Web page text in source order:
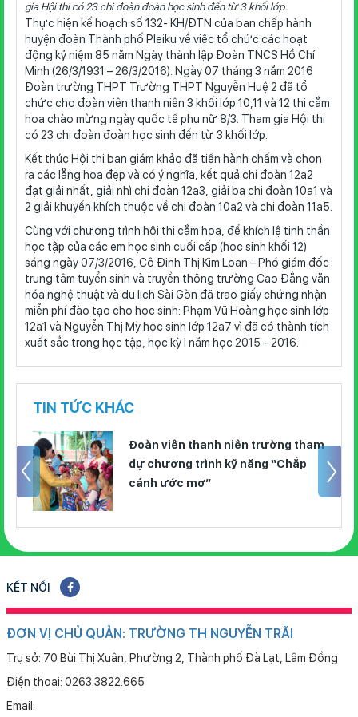
gia Hội thi có 23 chi đoàn đoàn học sinh đến từ 3 khối lớp.
Thực hiện kế hoạch số 132- KH/ĐTN của ban chấp hành
huyện đoàn Thành phố Pleiku về việc tổ chức các hoạt
động kỷ niệm 85 năm Ngày thành lập Đoàn TNCS Hồ Chí
Minh (26/3/1931 – 26/3/2016). Ngày 07 tháng 3 năm 2016
Đoàn trường THPT Trường THPT Nguyễn Huệ 2 đã tổ
chức cho đoàn viên thanh niên 3 khối lớp 10,11 và 12 thi cắm
hoa chào mừng ngày quốc tế phụ nữ 8/3. Tham gia Hội thi
có 23 chi đoàn đoàn học sinh đến từ 3 khối lớp.
Kết thúc Hội thi ban giám khảo đã tiến hành chấm và chọn
ra các lẵng hoa đẹp và có ý nghĩa, kết quả chi đoàn 12a2
đạt giải nhất, giải nhì chi đoàn 12a3, giải ba chi đoàn 10a1 và
2 giải khuyến khích thuộc về chi đoàn 10a2 và chi đoàn 11a5.
Cùng với chương trình hội thi cắm hoa, để khích lệ tinh thần
học tập của các em học sinh cuối cấp (học sinh khối 12)
sáng ngày 07/3/2016, Cô Đinh Thị Kim Loan – Phó giám đốc
trung tâm tuyển sinh và truyền thông trường Cao Đẳng văn
hóa nghệ thuật và du lịch Sài Gòn đã trao giấy chứng nhận
miễn phí đào tạo cho học sinh: Phạm Vũ Hoàng học sinh lớp
12a1 và Nguyễn Thị Mỳ học sinh lớp 12a7 vì đã có thành tích
xuất sắc trong học tập, học kỳ I năm học 2015 – 2016.
TIN TỨC KHÁC
Đoàn viên thanh niên trường tham
dự chương trình kỹ năng “Chắp
cánh ước mơ”
KẾT NỐI
ĐƠN VỊ CHỦ QUẢN: TRƯỜNG TH NGUYỄN TRÃI
Trụ sở: 70 Bùi Thị Xuân, Phường 2, Thành phố Đà Lạt, Lâm Đồng
Điện thoại: 0263.3822.665
Email: